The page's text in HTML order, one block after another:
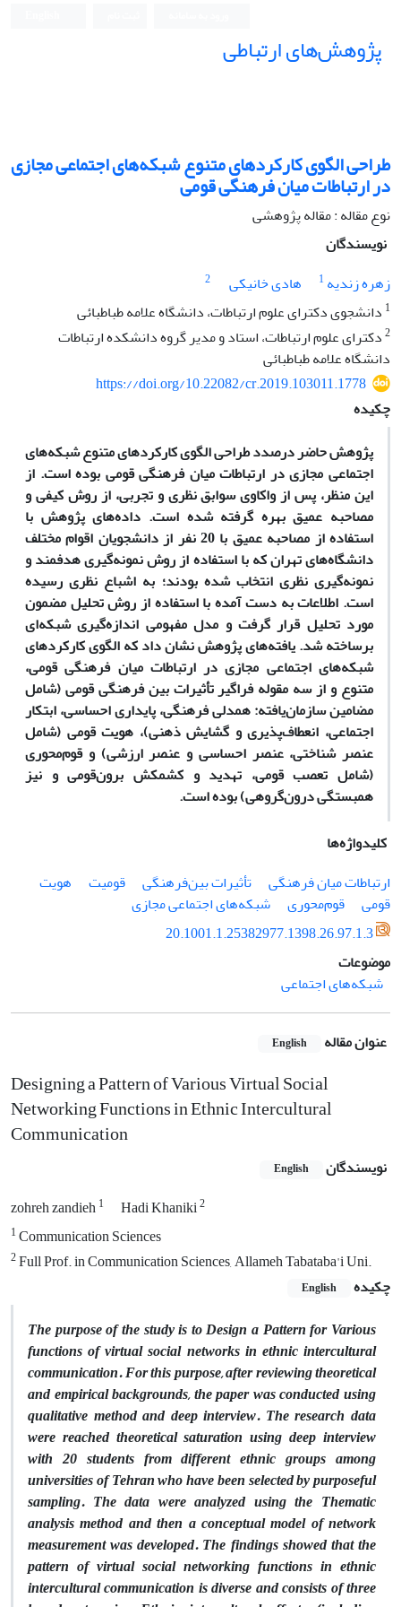
پژوهش‌های ارتباطی
طراحی الگوی کارکردهای متنوع شبکه‌های اجتماعی مجازی
در ارتباطات میان‌ فرهنگی قومی
نوع مقاله : مقاله پژوهشی
نویسندگان
زهره زندیه 1 هادی خانیکی
2
1 دانشجوی دکترای علوم ارتباطات، دانشگاه علامه طباطبائی
2دکترای علوم ارتباطات، استاد و مدیر گروه دانشکده ارتباطات
دانشگاه علامه طباطبائی
https://doi.org/10.22082/cr.2019.103011.1778
چکیده
پژوهش حاضر درصدد طراحی الگوی کارکردهای متنوع شبکه‌های
اجتماعی مجازی در ارتباطات میان فرهنگی قومی بوده است. از
این منظر، پس از واکاوی سوابق نظری و تجربی، از روش کیفی و
مصاحبه عمیق بهره گرفته شده است. داده­‌های پژوهش با
استفاده از مصاحبه عمیق با 20 نفر از دانشجویان اقوام مختلف
دانشگاه­‌های تهران که با استفاده از روش نمونه‌گیری هدفمند و
نمونه­‌گیری نظری انتخاب شده بودند؛ به اشباع نظری رسیده
است. اطلاعات به دست آمده با استفاده از روش تحلیل مضمون
مورد تحلیل قرار گرفت و مدل مفهومی اندازه­‌گیری شبکه‌­ای
برساخته شد. یافته­‌های پژوهش نشان داد که الگوی کارکردهای
شبکه‌­های اجتماعی مجازی در ارتباطات میان فرهنگی قومی،
متنوع و از سه مقوله فراگیر تأثیرات بین فرهنگی قومی (شامل
مضامین سازمان‌یافته: همدلی فرهنگی، پایداری احساسی، ابتکار
اجتماعی، انعطاف‌پذیری و گشایش ذهنی)، هویت قومی (شامل
عنصر شناختی، عنصر احساسی و عنصر ارزشی) و قوم‌محوری
(شامل تعصب قومی، تهدید و کشمکش برون‌قومی و نیز
همبستگی درون‌گروهی) بوده است.
کلیدواژه‌ها
ارتباطات میان فرهنگی
تأثیرات بین‌فرهنگی قومیت
هویت
قومی
قوم‌محوری
شبکه‌های اجتماعی مجازی
20.1001.1.25382977.1398.26.97.1.3
موضوعات
شبکه‌های اجتماعی
عنوان مقاله English
Designing a Pattern of Various Virtual Social
Networking Functions in Ethnic Intercultural
Communication
نویسندگان English
zohreh zandieh1 Hadi Khaniki2
1Communication Sciences
2Full Prof. in Communication Sciences, Allameh Tabataba'i Uni.
چکیده
English
The purpose of the study is to Design a Pattern for Various
functions of virtual social networks in ethnic intercultural
communication. For this purpose, after reviewing theoretical
and empirical backgrounds, the paper was conducted using
qualitative method and deep interview. The research data
were reached theoretical saturation using deep interview
with 20 students from different ethnic groups among
universities of Tehran who have been selected by purposeful
sampling. The data were analyzed using the Thematic
analysis method and then a conceptual model of network
measurement was developed. The findings showed that the
pattern of virtual social networking functions in ethnic
intercultural communication is diverse and consists of three